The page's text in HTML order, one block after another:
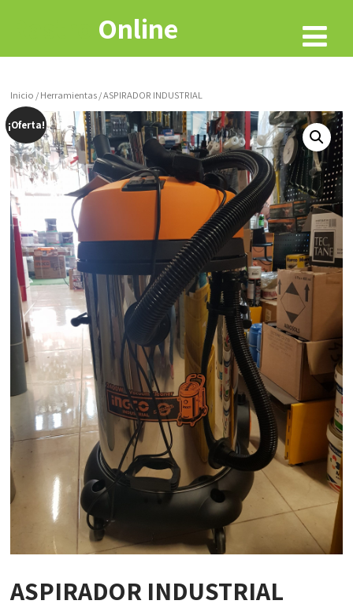
Online
Inicio /Herramientas/ ASPIRADOR INDUSTRIAL
¡Oferta!
ASPIRADOR INDUSTRIAL